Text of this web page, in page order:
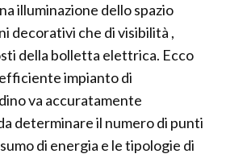
illuminazione dello spazio
decorativi che di visibilità ,
della bolletta elettrica. Ecco
impianto di
va accuratamente
determinare il numero di punti
di energia e le tipologie di